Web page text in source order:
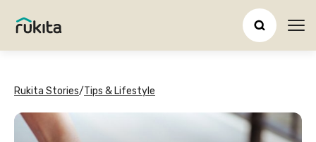
Rukita Stories/Tips & Lifestyle